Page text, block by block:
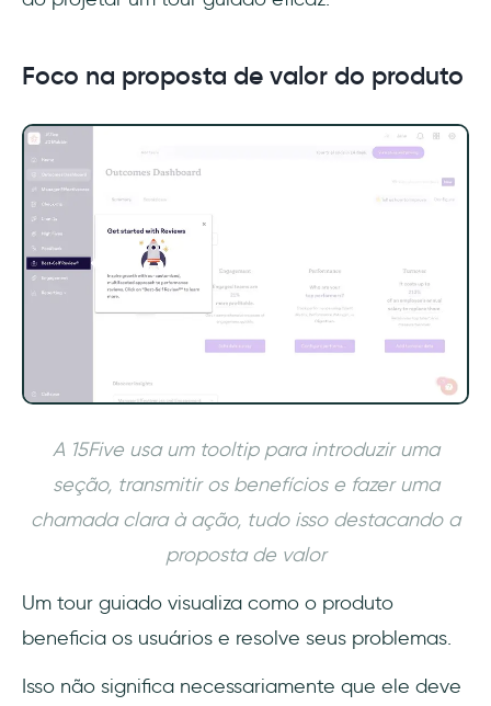
Foco na proposta de valor do produto
A 15Five usa um tooltip para introduzir uma
seção, transmitir os benefícios e fazer uma
chamada clara à ação, tudo isso destacando a
proposta de valor
Um tour guiado visualiza como o produto
beneficia os usuários e resolve seus problemas.
Isso não significa necessariamente que ele deve